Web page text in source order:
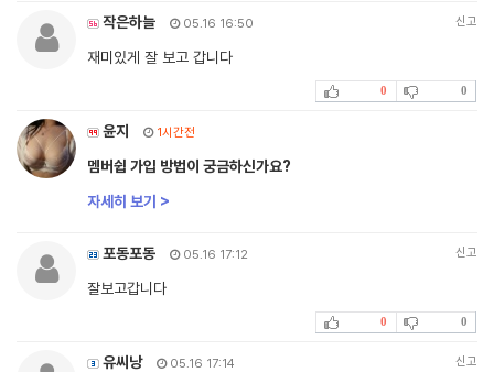
작은하늘 05.16 16:50 신고
재미있게 잘 보고 갑니다
0 0
윤지 1시간전
멤버쉽 가입 방법이 궁금하신가요?
자세히 보기 >
포동포동 05.16 17:12 신고
잘보고갑니다
0 0
유씨낭 05.16 17:14 신고